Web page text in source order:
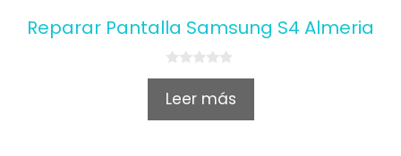
Reparar Pantalla Samsung S4 Almeria
0
u
Leer más